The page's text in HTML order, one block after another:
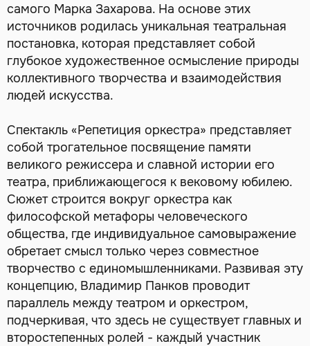
самого Марка Захарова. На основе этих
источников родилась уникальная театральная
постановка, которая представляет собой
глубокое художественное осмысление природы
коллективного творчества и взаимодействия
людей искусства.
Спектакль «Репетиция оркестра» представляет
собой трогательное посвящение памяти
великого режиссера и славной истории его
театра, приближающегося к вековому юбилею.
Сюжет строится вокруг оркестра как
философской метафоры человеческого
общества, где индивидуальное самовыражение
обретает смысл только через совместное
творчество с единомышленниками. Развивая эту
концепцию, Владимир Панков проводит
параллель между театром и оркестром,
подчеркивая, что здесь не существует главных и
второстепенных ролей - каждый участник